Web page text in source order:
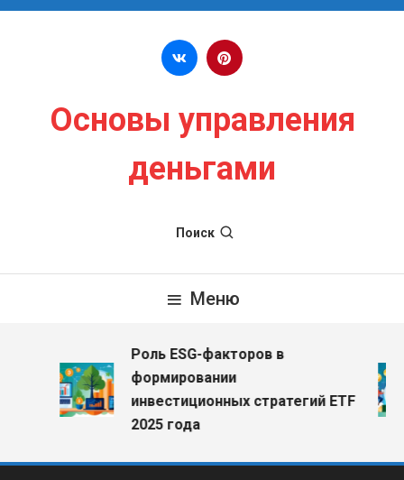
Перейти к содержимому
Основы управления
деньгами
Поиск
Меню
Роль ESG-факторов в
формировании
инвестиционных стратегий ETF
2025 года